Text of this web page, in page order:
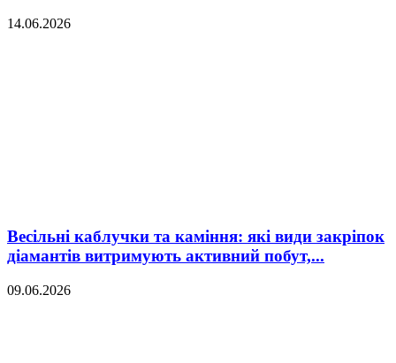
14.06.2026
Весільні каблучки та каміння: які види закріпок
діамантів витримують активний побут,...
09.06.2026